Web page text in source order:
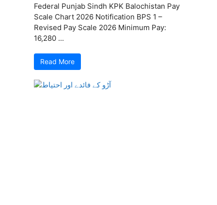
Federal Punjab Sindh KPK Balochistan Pay
Scale Chart 2026 Notification BPS 1 –
Revised Pay Scale 2026 Minimum Pay:
16,280 ...
Read More